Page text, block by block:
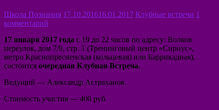
Школа Познания 17.10.201616.01.2017 Клубные встречи 1
комментарий
17 января 2017 года с 19 до 22 часов по адресу: Волков
переулок, дом 7/9, стр. 1 (Тренинговый центр «Сириус»,
метро Краснопресненская (кольцевая) или Баррикадная),
состоится очередная Клубная Встреча.
Ведущий — Александр Астраханов.
Стоимость участия — 400 руб.